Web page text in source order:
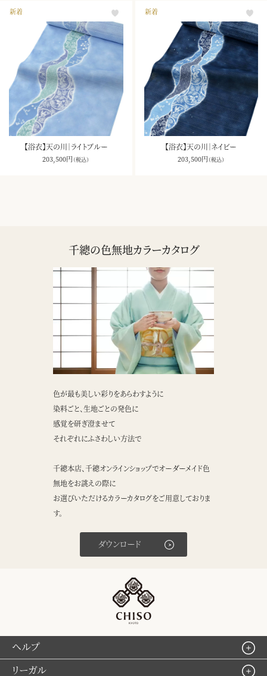
新着
【浴衣】天の川｜ライトブルー
203,500円 （税込）
新着
【浴衣】天の川｜ネイビー
203,500円 （税込）
千總の色無地カラーカタログ
色が最も美しい彩りをあらわすように
染料ごと、生地ごとの発色に
感覚を研ぎ澄ませて
それぞれにふさわしい方法で
千總本店、千總オンラインショップでオーダーメイド色
無地をお誂えの際に
お選びいただけるカラーカタログをご用意しておりま
す。
ダウンロード
ヘルプ
リーガル